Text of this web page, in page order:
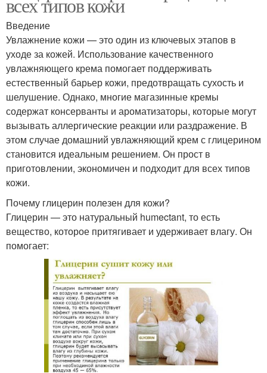
Крем от глубоких
Эффективный крем
всех типов кожи
Введение
Увлажнение кожи — это один из ключевых этапов в
уходе за кожей. Использование качественного
увлажняющего крема помогает поддерживать
естественный барьер кожи, предотвращать сухость и
шелушение. Однако, многие магазинные кремы
содержат консерванты и ароматизаторы, которые могут
вызывать аллергические реакции или раздражение. В
этом случае домашний увлажняющий крем с глицерином
становится идеальным решением. Он прост в
приготовлении, экономичен и подходит для всех типов
кожи.
Почему глицерин полезен для кожи?
Глицерин — это натуральный humectant, то есть
вещество, которое притягивает и удерживает влагу. Он
помогает: